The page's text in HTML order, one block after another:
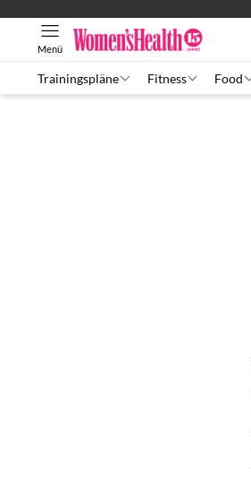
Menü
Trainingspläne Fitness Food